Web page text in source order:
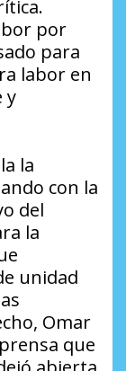
por
para
labor en
y
la
con la
del
la
unidad
Omar
que